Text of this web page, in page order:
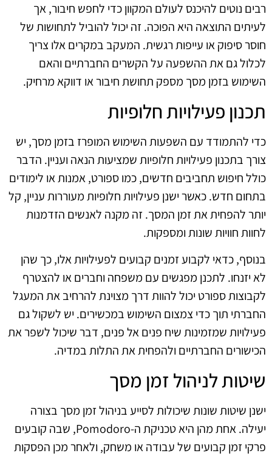
רבים נוטים להיכנס לעולם המקוון כדי לחפש חיבור, אך
לעיתים התוצאה היא הפוכה. זה יכול להוביל לתחושות של
חוסר סיפוק או עייפות רגשית. המעקב במקרים אלו צריך
לכלול גם את ההשפעה על הקשרים החברתיים והאם
השימוש בזמן מסך מספק תחושת חיבור או דווקא מרחיק.
תכנון פעילויות חלופיות
כדי להתמודד עם השפעות השימוש המופרז בזמן מסך, יש
צורך בתכנון פעילויות חלופיות שמציעות הנאה ועניין. הדבר
כולל חיפוש תחביבים חדשים, כמו ספורט, אמנות או לימודים
בתחום חדש. כאשר ישנן פעילויות חלופיות מעוררות עניין, קל
יותר להפחית את זמן המסך. זה מקנה לאנשים הזדמנות
לחוות חוויות שונות ומספקות.
בנוסף, כדאי לקבוע זמנים קבועים לפעילויות אלו, כך שהן
לא יזנחו. לתכנן מפגשים עם משפחה וחברים או להצטרף
לקבוצות ספורט יכול להוות דרך מצוינת להרחיב את המעגל
החברתי תוך כדי צמצום השימוש במכשירים. יש לשקול גם
פעילויות שמזמינות שיח פנים אל פנים, דבר שיכול לשפר את
הכישורים החברתיים ולהפחית את התלות במדיה.
שיטות לניהול זמן מסך
ישנן שיטות שונות שיכולות לסייע בניהול זמן מסך בצורה
יעילה. אחת מהן היא טכניקת ה-Pomodoro, שבה קובעים
פרקי זמן קבועים של עבודה או משחק, ולאחר מכן הפסקות